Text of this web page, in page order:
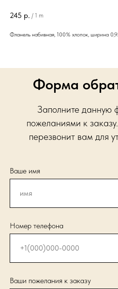
245 р. / 1 m
Фланель набивная, 100% хлопок, ширина
Форма
Заполните данную
пожеланиями к
перезвонит вам для
Ваше имя
Номер телефона
Ваши пожелания к заказу